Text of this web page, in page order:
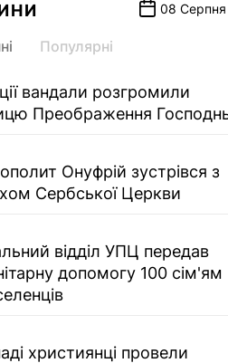
08
Популярні
вандали розгромили
Преображення
Онуфрій зустрівся з
Сербської Церкви
відділ УПЦ передав
допомогу 100 сім'ям
християнці провели